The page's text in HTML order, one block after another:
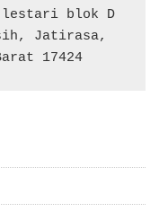
lestari blok D
Jatirasa,
17424